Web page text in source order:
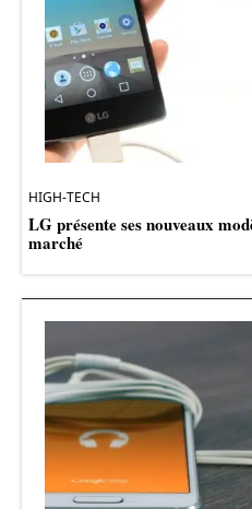
HIGH-TECH
LG présente ses nouveaux
marché